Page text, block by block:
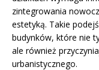
zintegrowania
estetyką. Takie
budynków, które nie
ale również
urbanistycznego.